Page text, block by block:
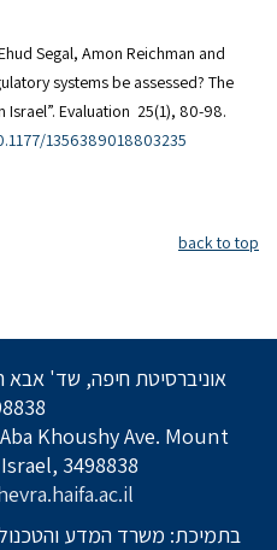
Segal, Amon Reichman and
systems be assessed? The
Evaluation 25(1), 80-98.
1356389018803235
back to top
Khoushy Ave. Mount
3498838
בתמיכת: משרד המדע